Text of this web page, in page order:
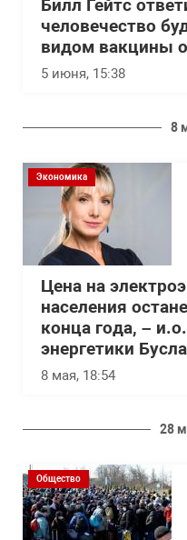
Билл Гейтс
человечество
видом вакцины
5 июня, 15:38
8
Экономика
Цена на
населения
конца года, –
энергетики
8 мая, 18:54
28
Общество